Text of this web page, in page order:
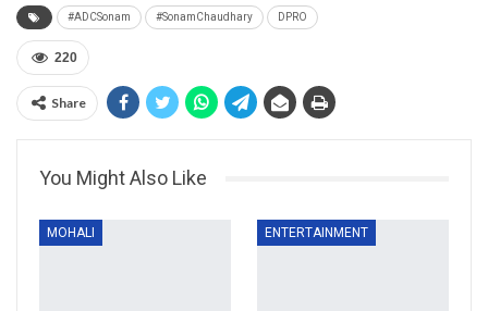
#ADCSonam #SonamChaudhary DPRO
220
Share
You Might Also Like
MOHALI ENTERTAINMENT